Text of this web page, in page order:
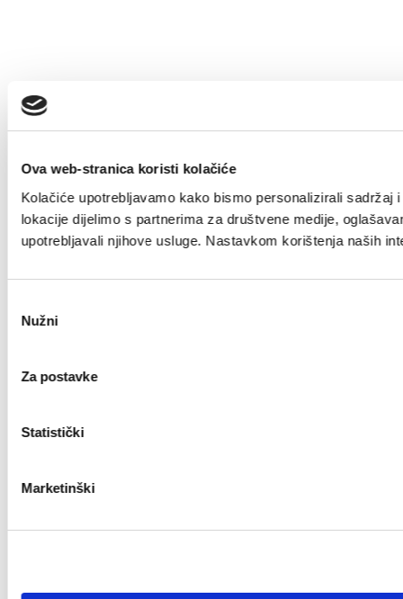
Ova web-stranica koristi kolačiće
Kolačiće upotrebljavamo kako bismo personalizirali
lokacije dijelimo s partnerima za društvene medije,
upotrebljavali njihove usluge. Nastavkom korištenja naših
pristanka
Nužni
Za postavke
Statistički
Marketinški